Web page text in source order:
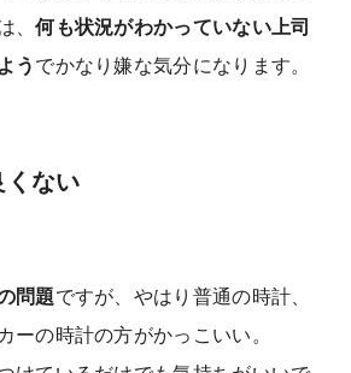
、何も状況がわかっていない上司
う でかなり嫌な気分になります。
くない
問題ですが、やはり普通の時計、
ーの時計の方がかっこいい。